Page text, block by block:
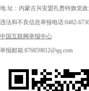
地 址：内蒙古兴安盟扎赉特旗党
违法和不良信息举报电话:0482-
中国互联网举报中心
举报邮箱:876859812@qq.com